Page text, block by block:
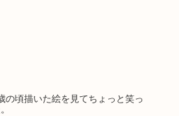
の頃描いた絵を見てちょっと笑っ